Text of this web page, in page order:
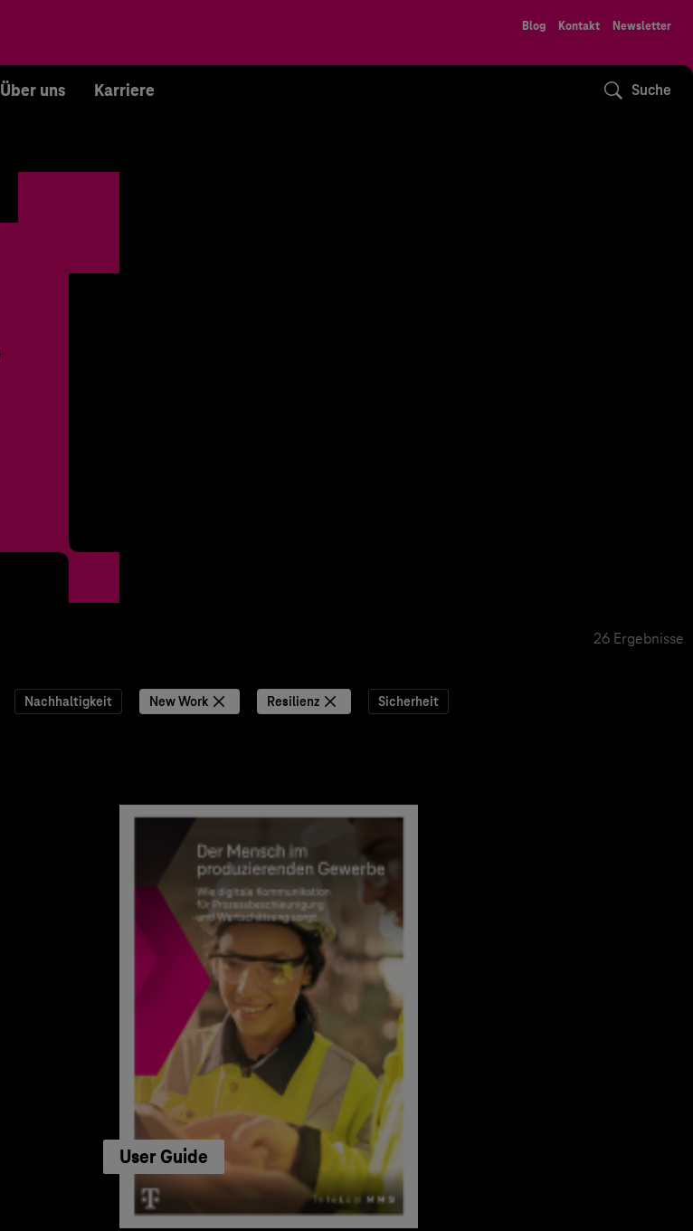
Blog Kontakt Newsletter
Über uns Karriere Suche
26 Ergebnisse
Nachhaltigkeit New Work Resilienz Sicherheit
User Guide